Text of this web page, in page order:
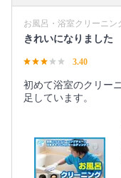
お風呂・浴室クリーニン
きれいになりました
3.40
初めて浴室のクリー
足しています。